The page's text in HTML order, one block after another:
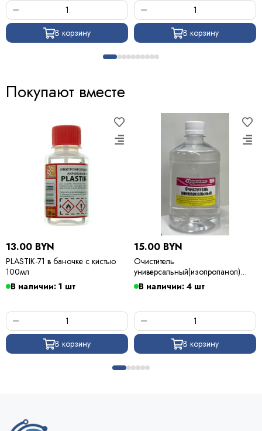
В корзину В корзину
Покупают вместе
13.00 BYN
PLASTIK-71 в баночке с кистью
100мл
В наличии: 1 шт
В корзину
15.00 BYN
Очиститель
универсальный(изопропанол)
500мл
В наличии: 4 шт
В корзину